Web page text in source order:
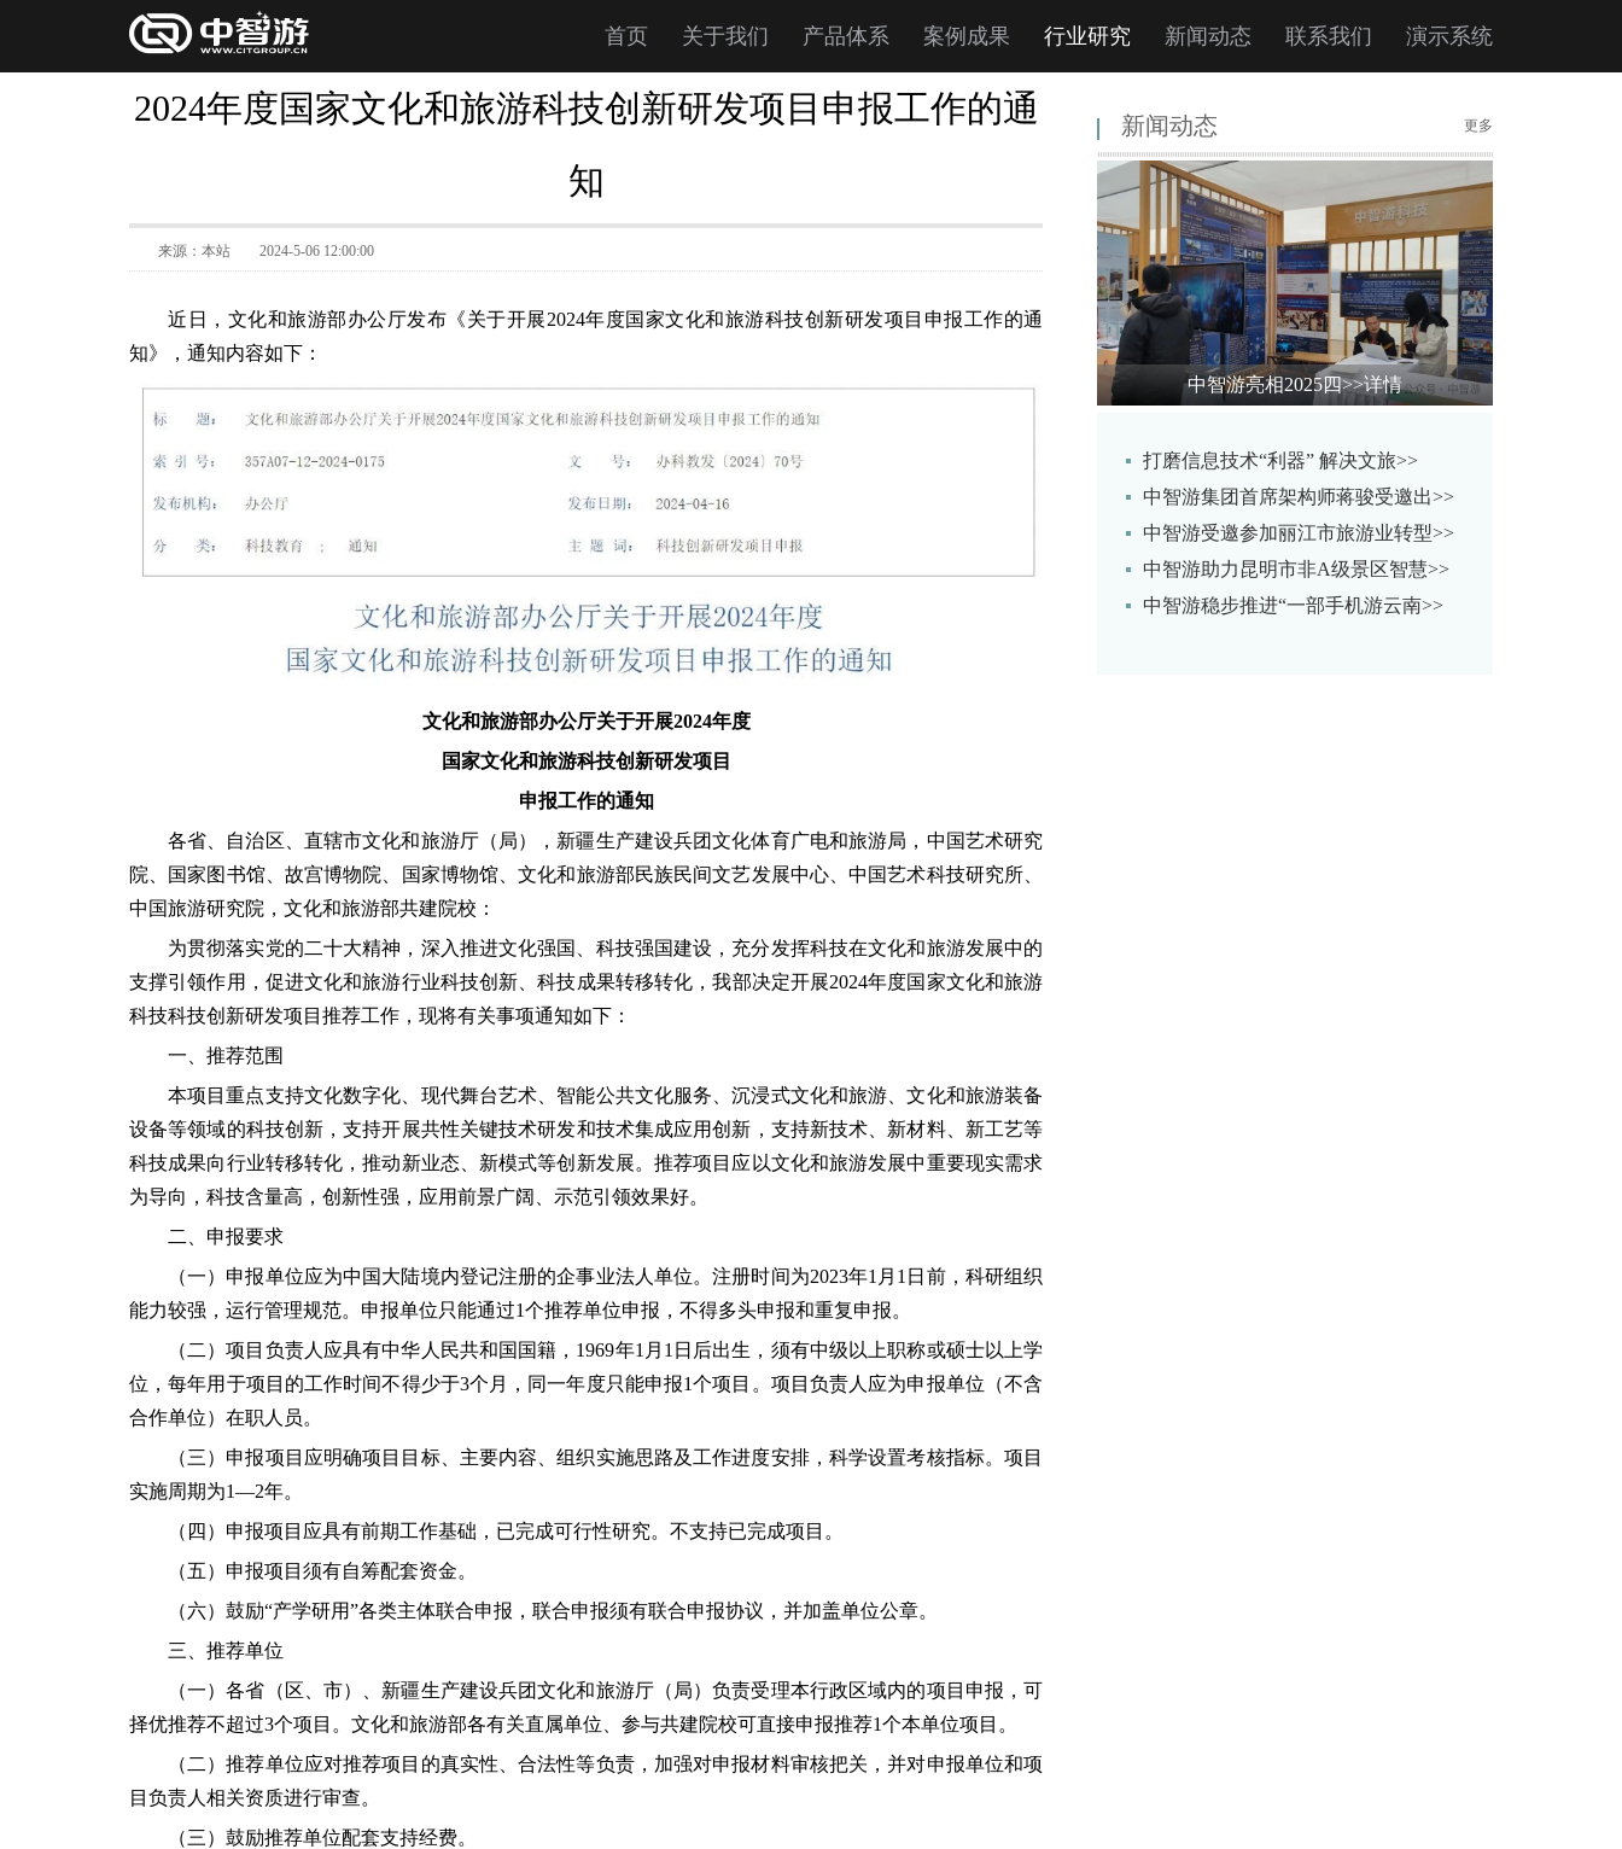
首页 关于我们 产品体系 案例成果 行业研究 新闻动态 联系我们 演示系统
2024年度国家文化和旅游科技创新研发项目申报工作的通
知
来源：本站 2024-5-06 12:00:00
近日，文化和旅游部办公厅发布《关于开展2024年度国家文化和旅游科技创新研发项目申报工作的通
知》，通知内容如下：
文化和旅游部办公厅关于开展2024年度
国家文化和旅游科技创新研发项目
申报工作的通知
各省、自治区、直辖市文化和旅游厅（局），新疆生产建设兵团文化体育广电和旅游局，中国艺术研究
院、国家图书馆、故宫博物院、国家博物馆、文化和旅游部民族民间文艺发展中心、中国艺术科技研究所、
中国旅游研究院，文化和旅游部共建院校：
为贯彻落实党的二十大精神，深入推进文化强国、科技强国建设，充分发挥科技在文化和旅游发展中的
支撑引领作用，促进文化和旅游行业科技创新、科技成果转移转化，我部决定开展2024年度国家文化和旅游
科技科技创新研发项目推荐工作，现将有关事项通知如下：
一、推荐范围
本项目重点支持文化数字化、现代舞台艺术、智能公共文化服务、沉浸式文化和旅游、文化和旅游装备
设备等领域的科技创新，支持开展共性关键技术研发和技术集成应用创新，支持新技术、新材料、新工艺等
科技成果向行业转移转化，推动新业态、新模式等创新发展。推荐项目应以文化和旅游发展中重要现实需求
为导向，科技含量高，创新性强，应用前景广阔、示范引领效果好。
二、申报要求
（一）申报单位应为中国大陆境内登记注册的企事业法人单位。注册时间为2023年1月1日前，科研组织
能力较强，运行管理规范。申报单位只能通过1个推荐单位申报，不得多头申报和重复申报。
（二）项目负责人应具有中华人民共和国国籍，1969年1月1日后出生，须有中级以上职称或硕士以上学
位，每年用于项目的工作时间不得少于3个月，同一年度只能申报1个项目。项目负责人应为申报单位（不含
合作单位）在职人员。
（三）申报项目应明确项目目标、主要内容、组织实施思路及工作进度安排，科学设置考核指标。项目
实施周期为1—2年。
（四）申报项目应具有前期工作基础，已完成可行性研究。不支持已完成项目。
（五）申报项目须有自筹配套资金。
（六）鼓励“产学研用”各类主体联合申报，联合申报须有联合申报协议，并加盖单位公章。
三、推荐单位
（一）各省（区、市）、新疆生产建设兵团文化和旅游厅（局）负责受理本行政区域内的项目申报，可
择优推荐不超过3个项目。文化和旅游部各有关直属单位、参与共建院校可直接申报推荐1个本单位项目。
（二）推荐单位应对推荐项目的真实性、合法性等负责，加强对申报材料审核把关，并对申报单位和项
目负责人相关资质进行审查。
（三）鼓励推荐单位配套支持经费。
新闻动态 更多
中智游亮相2025四>>详情
打磨信息技术“利器” 解决文旅>>
中智游集团首席架构师蒋骏受邀出>>
中智游受邀参加丽江市旅游业转型>>
中智游助力昆明市非A级景区智慧>>
中智游稳步推进“一部手机游云南>>